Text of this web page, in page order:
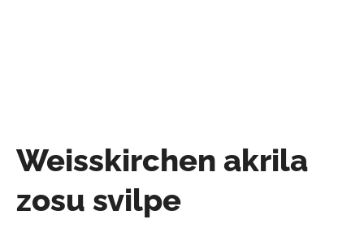
Weisskirchen akrila
zosu svilpe